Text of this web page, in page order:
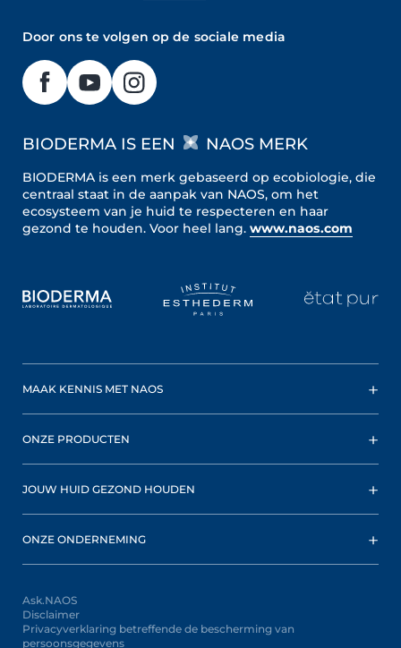
Door ons te volgen op de sociale media
BIODERMA IS EEN NAOS MERK
BIODERMA is een merk gebaseerd op ecobiologie, die
centraal staat in de aanpak van NAOS, om het
ecosysteem van je huid te respecteren en haar
gezond te houden. Voor heel lang. www.naos.com
MAAK KENNIS MET NAOS
ONZE PRODUCTEN
JOUW HUID GEZOND HOUDEN
ONZE ONDERNEMING
Ask.NAOS
Disclaimer
Privacyverklaring betreffende de bescherming van
persoonsgegevens